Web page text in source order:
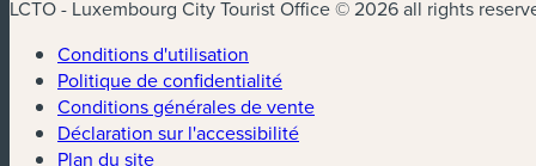
LCTO - Luxembourg City Tourist Office © 2026 all rights
Conditions d'utilisation
Politique de confidentialité
Conditions générales de vente
Déclaration sur l'accessibilité
Plan du site